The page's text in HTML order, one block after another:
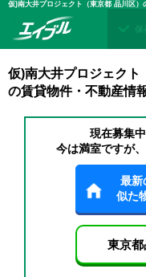
仮)南大井プロジェクト（東京都 品川区
保
仮)南大井プロジェクト
の賃貸物件・不動産情
現在募集
今は満室ですが
最新
似た
東京